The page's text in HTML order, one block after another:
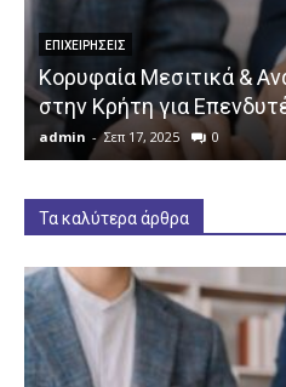
ΕΠΙΧΕΙΡΉΣΕΙΣ
Κορυφαία Μεσιτικά &
στην Κρήτη για
admin - Σεπ 17, 2025 0
Τα καλύτερα άρθρα